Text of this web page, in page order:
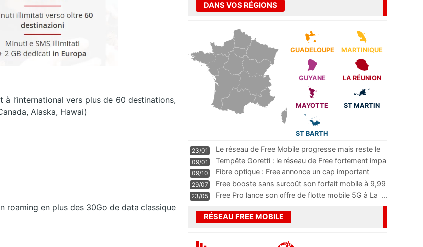
l’international vers plus de 60 destinations,
Alaska, Hawai)
roaming en plus des 30Go de data classique
DANS VOS RÉGIONS
GUADELOUPE MARTINIQUE
GUYANE LA RÉUNION
MAYOTTE ST MARTIN
ST BARTH
23/01
Le réseau de Free Mobile progresse mais reste le
m
...
09/01
Tempête Goretti : le réseau de Free fortement impa
09/10
Fibre optique : Free annonce un cap important
pass
...
29/07
Free booste sans surcoût son forfait mobile à 9,99
23/05 Free Pro lance son offre de flotte mobile 5G à La ...
RÉSEAU FREE MOBILE